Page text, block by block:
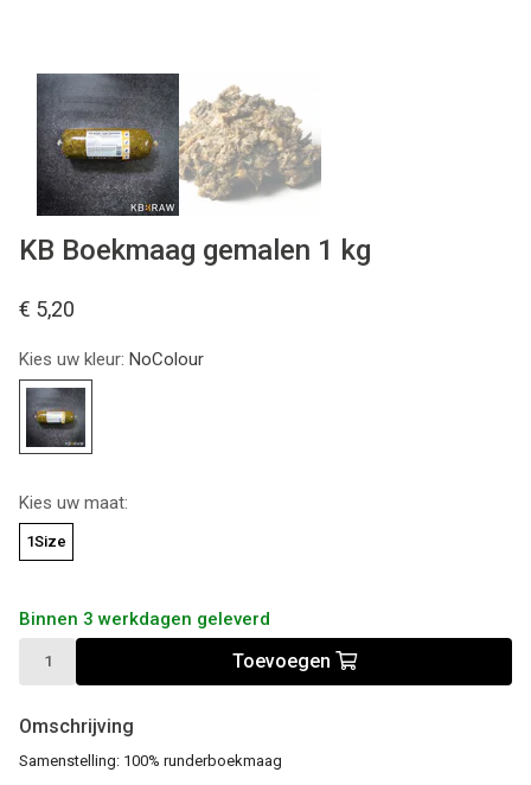
KB Boekmaag gemalen 1 kg
€ 5,20
Kies uw kleur: NoColour
Kies uw maat:
1Size
Binnen 3 werkdagen geleverd
Toevoegen
Omschrijving
Samenstelling: 100% runderboekmaag